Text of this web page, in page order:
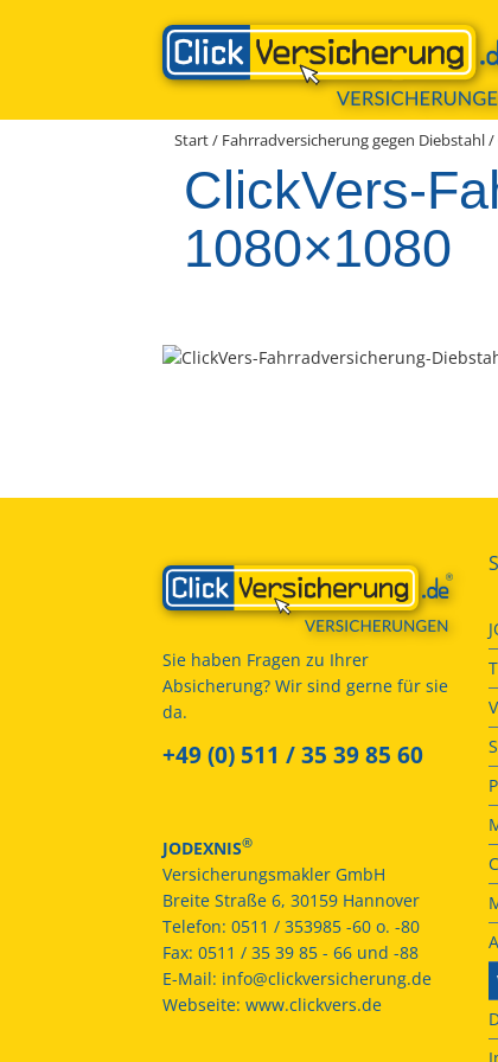
Start/ Fahrradversicherung gegen Diebstahl/
ClickVers-
1080×1080
Sie haben Fragen zu Ihrer
Absicherung? Wir sind gerne für sie
da.
+49 (0) 511 / 35 39 85 60
JODEXNIS®
Versicherungsmakler GmbH
Breite Straße 6, 30159 Hannover
Telefon: 0511 / 353985 -60 o. -80
Fax: 0511 / 35 39 85 - 66 und -88
E-Mail: info@clickversicherung.de
Webseite: www.clickvers.de